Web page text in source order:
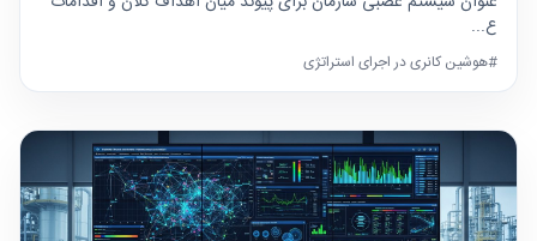
ع...
#هوشین کانری در اجرای استراتژی